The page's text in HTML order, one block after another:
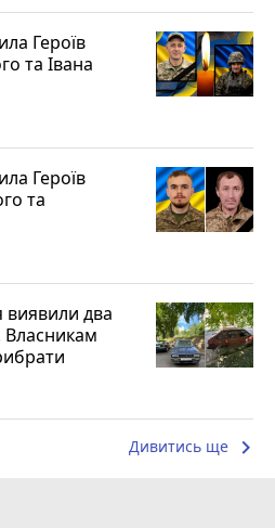
Героїв
та Івана
Героїв
та
виявили два
Власникам
Дивитись ще keyboard_arrow_right